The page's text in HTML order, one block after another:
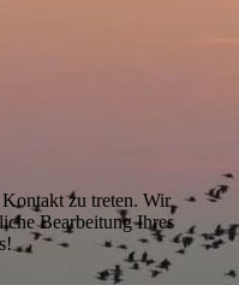
zu treten. Wir
Bearbeitung Ihres